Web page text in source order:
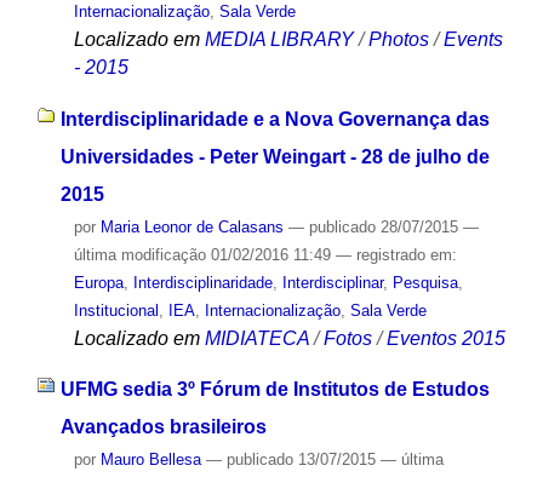
Internacionalização, Sala Verde
Localizado em MEDIA LIBRARY /Photos /Events
- 2015
Interdisciplinaridade e a Nova Governança das
Universidades - Peter Weingart - 28 de julho de
2015
por Maria Leonor de Calasans — publicado28/07/2015 —
última modificação01/02/2016 11:49 — registrado em:
Europa, Interdisciplinaridade, Interdisciplinar, Pesquisa,
Institucional
IEA, Internacionalização, Sala Verde
Localizado em MIDIATECA /Fotos /Eventos 2015
UFMG sedia 3º Fórum de Institutos de Estudos
Avançados brasileiros
por Mauro Bellesa — publicado13/07/2015 — última